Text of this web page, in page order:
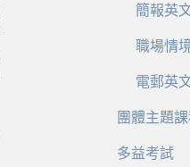
簡報英
職場情
電郵英
團體主題
多益考試